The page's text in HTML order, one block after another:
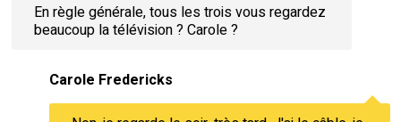
En règle générale, tous les trois vous regardez
beaucoup la télévision ? Carole ?
Carole Fredericks